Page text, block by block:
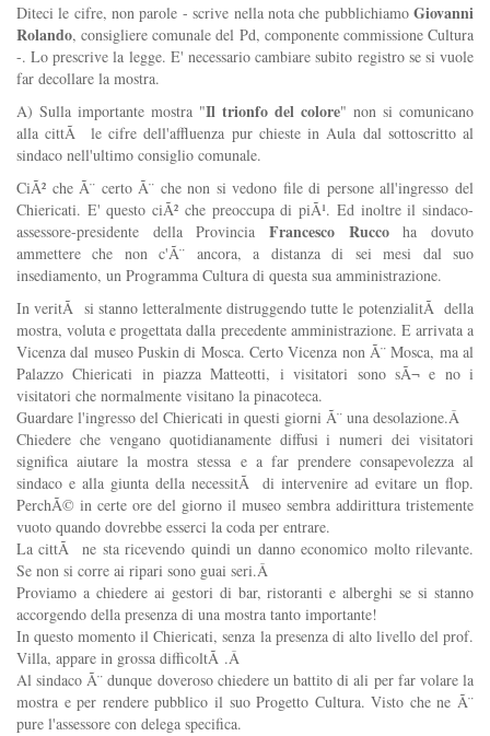
Diteci le cifre, non parole - scrive nella nota che pubblichiamo Giovanni
Rolando, consigliere comunale del Pd, componente commissione Cultura
-. Lo prescrive la legge. E' necessario cambiare subito registro se si vuole
far decollare la mostra.
A) Sulla importante mostra "Il trionfo del colore" non si comunicano
alla cittÃ le cifre dell'affluenza pur chieste in Aula dal sottoscritto al
sindaco nell'ultimo consiglio comunale.
CiÃ² che Ã¨ certo Ã¨ che non si vedono file di persone all'ingresso del
Chiericati. E' questo ciÃ² che preoccupa di piÃ¹. Ed inoltre il sindaco-
assessore-presidente della Provincia Francesco Ruccoha dovuto
ammettere che non c'Ã¨ ancora, a distanza di sei mesi dal suo
insediamento, un Programma Cultura di questa sua amministrazione.
In veritÃ si stanno letteralmente distruggendo tutte le potenzialitÃ della
mostra, voluta e progettata dalla precedente amministrazione. E arrivata a
Vicenza dal museo Puskin di Mosca. Certo Vicenza non Ã¨ Mosca, ma al
Palazzo Chiericati in piazza Matteotti, i visitatori sono sÃ¬ e no i
visitatori che normalmente visitano la pinacoteca.
Guardare l'ingresso del Chiericati in questi giorni Ã¨ una desolazione.Â
Chiedere che vengano quotidianamente diffusi i numeri dei visitatori
significa aiutare la mostra stessa e a far prendere consapevolezza al
sindaco e alla giunta della necessitÃ di intervenire ad evitare un flop.
PerchÃ© in certe ore del giorno il museo sembra addirittura tristemente
vuoto quando dovrebbe esserci la coda per entrare.
La cittÃ ne sta ricevendo quindi un danno economico molto rilevante.
Se non si corre ai ripari sono guai seri.Â
Proviamo a chiedere ai gestori di bar, ristoranti e alberghi se si stanno
accorgendo della presenza di una mostra tanto importante!
In questo momento il Chiericati, senza la presenza di alto livello del prof.
Villa, appare in grossa difficoltÃ .Â
Al sindaco Ã¨ dunque doveroso chiedere un battito di ali per far volare la
mostra e per rendere pubblico il suo Progetto Cultura. Visto che ne Ã¨
pure l'assessore con delega specifica.